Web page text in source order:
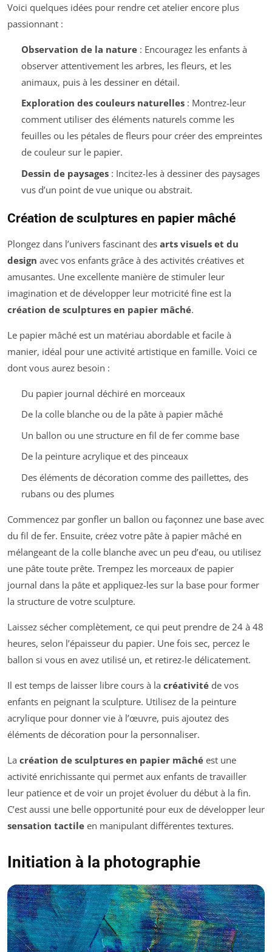
Voici quelques idées pour rendre cet atelier encore plus
passionnant :
Observation de la nature: Encouragez les enfants à
observer attentivement les arbres, les fleurs, et les
animaux, puis à les dessiner en détail.
Exploration des couleurs naturelles: Montrez-leur
comment utiliser des éléments naturels comme les
feuilles ou les pétales de fleurs pour créer des empreintes
de couleur sur le papier.
Dessin de paysages: Incitez-les à dessiner des paysages
vus d’un point de vue unique ou abstrait.
Création de sculptures en papier mâché
Plongez dans l’univers fascinant des arts visuels et du
design avec vos enfants grâce à des activités créatives et
amusantes. Une excellente manière de stimuler leur
imagination et de développer leur motricité fine est la
création de sculptures en papier mâché.
Le papier mâché est un matériau abordable et facile à
manier, idéal pour une activité artistique en famille. Voici ce
dont vous aurez besoin :
Du papier journal déchiré en morceaux
De la colle blanche ou de la pâte à papier mâché
Un ballon ou une structure en fil de fer comme base
De la peinture acrylique et des pinceaux
Des éléments de décoration comme des paillettes, des
rubans ou des plumes
Commencez par gonfler un ballon ou façonnez une base avec
du fil de fer. Ensuite, créez votre pâte à papier mâché en
mélangeant de la colle blanche avec un peu d’eau, ou utilisez
une pâte toute prête. Trempez les morceaux de papier
journal dans la pâte et appliquez-les sur la base pour former
la structure de votre sculpture.
Laissez sécher complètement, ce qui peut prendre de 24 à 48
heures, selon l’épaisseur du papier. Une fois sec, percez le
ballon si vous en avez utilisé un, et retirez-le délicatement.
Il est temps de laisser libre cours à la créativité de vos
enfants en peignant la sculpture. Utilisez de la peinture
acrylique pour donner vie à l’œuvre, puis ajoutez des
éléments de décoration pour la personnaliser.
La création de sculptures en papier mâché est une
activité enrichissante qui permet aux enfants de travailler
leur patience et de voir un projet évoluer du début à la fin.
C’est aussi une belle opportunité pour eux de développer leur
sensation tactile en manipulant différentes textures.
Initiation à la photographie